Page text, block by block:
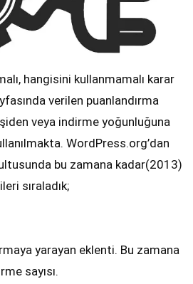
hangisini kullanmamalı karar
verilen puanlandırma
veya indirme yoğunluğuna
WordPress.org’dan
bu zamana kadar(2013)
sıraladık;
yarayan eklenti. Bu zamana
sayısı.